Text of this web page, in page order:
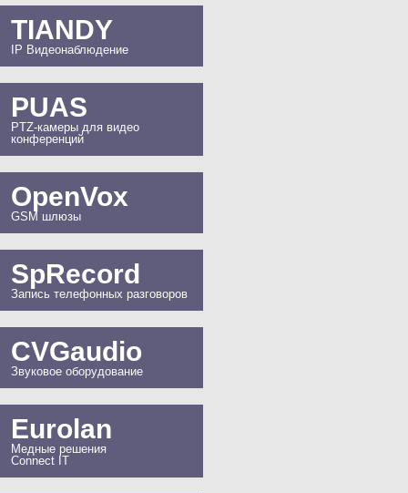
TIANDY
IP Видеонаблюдение
PUAS
PTZ-камеры для видео
конференций
OpenVox
GSM шлюзы
SpRecord
Запись телефонных разговоров
CVGaudio
Звуковое оборудование
Eurolan
Медные решения
Connect IT